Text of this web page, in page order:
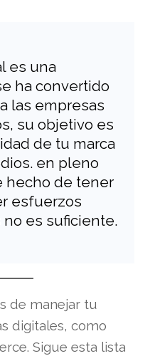
es una
ha convertido
las empresas
su objetivo es
de tu marca
en pleno
hecho de tener
esfuerzos
es suficiente.
de manejar tu
digitales, como
Sigue esta lista